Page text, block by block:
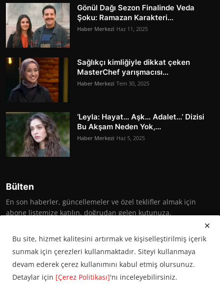
Gönül Dağı Sezon Finalinde Veda
Şoku: Ramazan Karakteri...
Haber Merkezi Haz 11, 2025
Sağlıkçı kimliğiyle dikkat çeken
MasterChef yarışmacısı...
Haber Merkezi Tem 30, 2025
‘Leyla: Hayat… Aşk… Adalet…’ Dizisi
Bu Akşam Neden Yok,...
Haber Merkezi Haz 5, 2025
Bülten
En son haberler, güncellemeler ve özel teklifler almak için
abone listemize katılın, doğrudan gelen kutunuza.
Abone Ol
Bu site, hizmet kalitesini artırmak ve kişiselleştirilmiş içerik
sunmak için çerezleri kullanmaktadır. Siteyi kullanmaya
devam ederek çerez kullanımını kabul etmiş olursunuz.
Detaylar için [Çerez Politikası]'nı inceleyebilirsiniz.